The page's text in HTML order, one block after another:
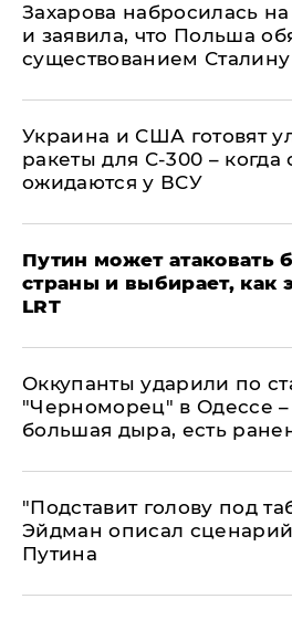
​Захарова набросилась
и заявила, что Польша
существованием Сталину
Украина и США готовят
ракеты для С-300 – когда
ожидаются у ВСУ
Путин может атаковать
страны и выбирает, как
LRT
Оккупанты ударили по
"Черноморец" в Одессе
большая дыра, есть
​"Подставит голову под
Эйдман описал сценарий
Путина